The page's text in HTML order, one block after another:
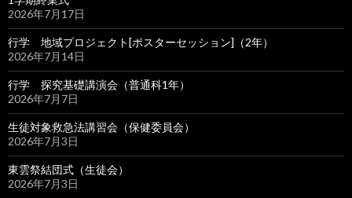
2026年7月17日
行学 地域プロジェクト[ポスターセッション]（2年）
2026年7月14日
行学 探究基礎講演会（普通科1年）
2026年7月7日
生徒対象救急法講習会（保健委員会）
2026年7月3日
東雲祭結団式（生徒会）
2026年7月3日